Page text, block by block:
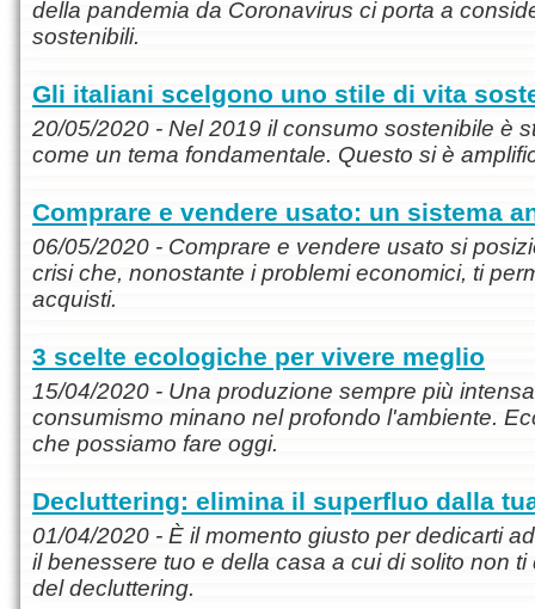
della pandemia da Coronavirus ci porta a
sostenibili.
Gli italiani scelgono uno stile di vita
20/05/2020 - Nel 2019 il consumo sostenibile è
come un tema fondamentale. Questo si è
Comprare e vendere usato: un sistema
06/05/2020 - Comprare e vendere usato si
crisi che, nonostante i problemi economici, ti
acquisti.
3 scelte ecologiche per vivere meglio
15/04/2020 - Una produzione sempre più
consumismo minano nel profondo l'ambiente.
che possiamo fare oggi.
Decluttering: elimina il superfluo dalla
01/04/2020 - È il momento giusto per dedicarti
il benessere tuo e della casa a cui di solito non
del decluttering.